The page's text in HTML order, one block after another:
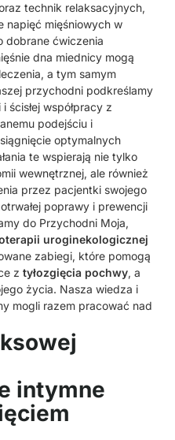
technik relaksacyjnych,
napięć mięśniowych w
dobrane ćwiczenia
dna miednicy mogą
a tym samym
przychodni podkreślamy
ścisłej współpracy z
podejściu i
optymalnych
te wspierają nie tylko
wewnętrznej, ale również
przez pacjentki swojego
poprawy i prewencji
do Przychodni Moja,
uroginekologicznej
zabiegi, które pomogą
ztyłozgięcia pochwy, a
życia. Nasza wiedza i
mogli razem pracować nad
intymne